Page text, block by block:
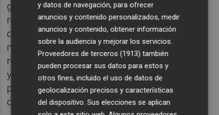
gente para seguir ocupando un sillón", ha
recriminado Fabra, quien ha resaltado que la
oposición "busca rentabilidad política
mientras la política del PP es la de la
responsabilidad para atender a las personas
y la Comunitat y lo vamos a seguir haciendo
poniendo a los ciudadanos por encima de
cualquier cuestión".
y datos de navegación, para ofrecer
anuncios y contenido personalizados, medir
anuncios y contenido, obtener información
sobre la audiencia y mejorar los servicios.
Proveedores de terceros (1913) también
pueden procesar sus datos para estos y
otros fines, incluido el uso de datos de
geolocalización precisos y características
del dispositivo. Sus elecciones se aplican